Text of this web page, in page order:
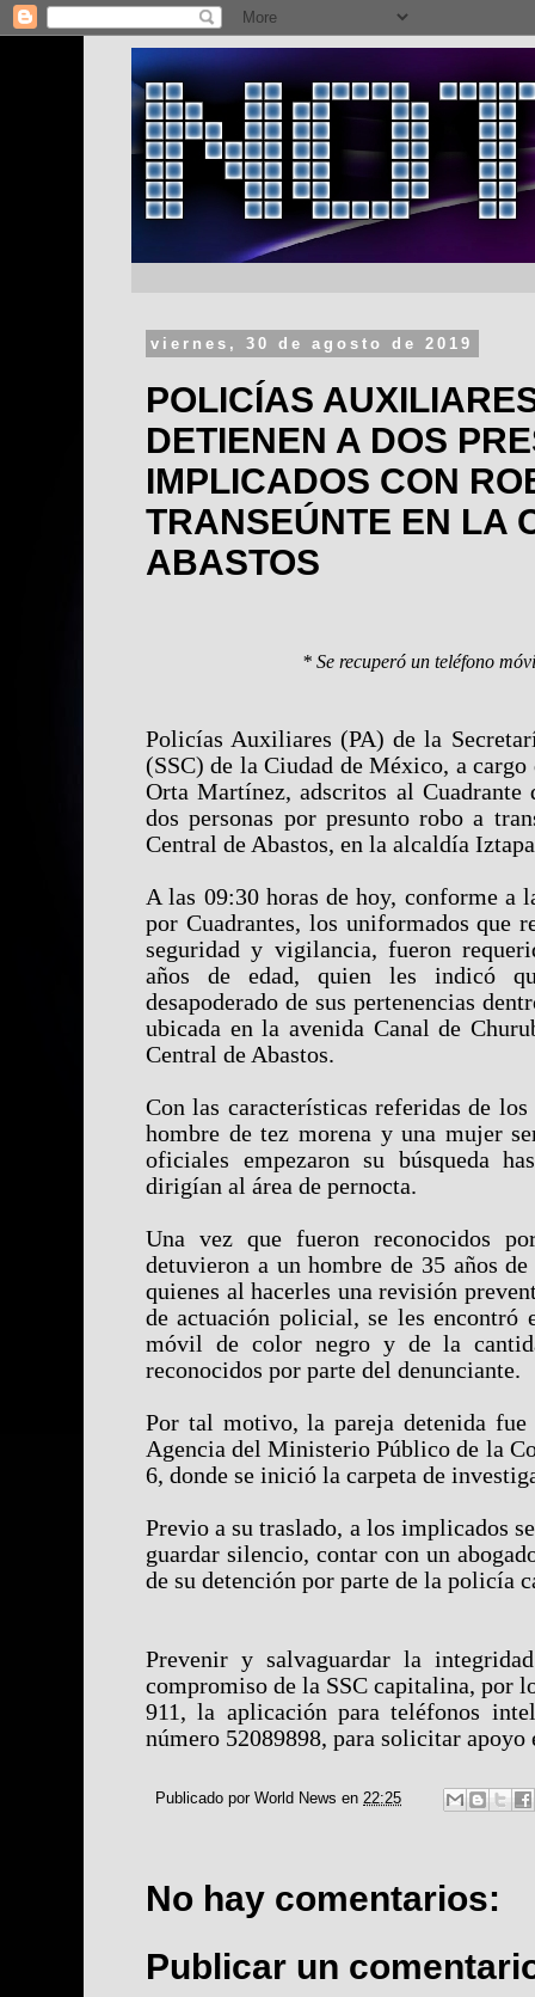
viernes, 30 de agosto de 2019
POLICÍAS
DETIENEN A DOS
IMPLICADOS CON
TRANSEÚNTE EN LA
ABASTOS
* Se recuperó un teléfono
Policías Auxiliares (PA) de la
(SSC) de la Ciudad de México, a
Orta Martínez, adscritos al Cuadrante
dos personas por presunto robo a
Central de Abastos, en la alcaldía
A las 09:30 horas de hoy, conforme a
por Cuadrantes, los uniformados que
seguridad y vigilancia, fueron
años de edad, quien les indicó
desapoderado de sus pertenencias
ubicada en la avenida Canal de
Central de Abastos.
Con las características referidas de los
hombre de tez morena y una mujer
oficiales empezaron su búsqueda
dirigían al área de pernocta.
Una vez que fueron reconocidos
detuvieron a un hombre de 35 años
quienes al hacerles una revisión
de actuación policial, se les encontró
móvil de color negro y de la
reconocidos por parte del denunciante.
Por tal motivo, la pareja detenida fue
Agencia del Ministerio Público de la
6, donde se inició la carpeta de
Previo a su traslado, a los implicados
guardar silencio, contar con un
de su detención por parte de la policía
Prevenir y salvaguardar la
compromiso de la SSC capitalina, por
911, la aplicación para teléfonos
número 52089898, para solicitar apoyo
Publicado por World News en 22:25
No hay comentarios:
Publicar un